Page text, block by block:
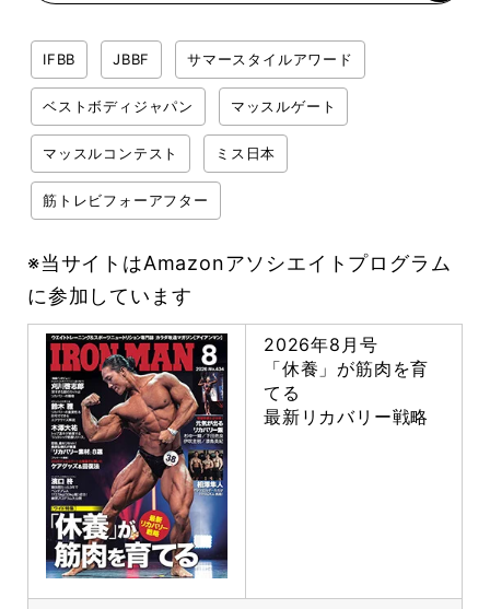
IFBB JBBF サマースタイルアワード
ベストボディジャパン マッスルゲート
マッスルコンテスト ミス日本
筋トレビフォーアフター
※当サイトはAmazonアソシエイトプログラム
に参加しています
2026年8月号
「休養」が筋肉を育
てる
最新リカバリー戦略